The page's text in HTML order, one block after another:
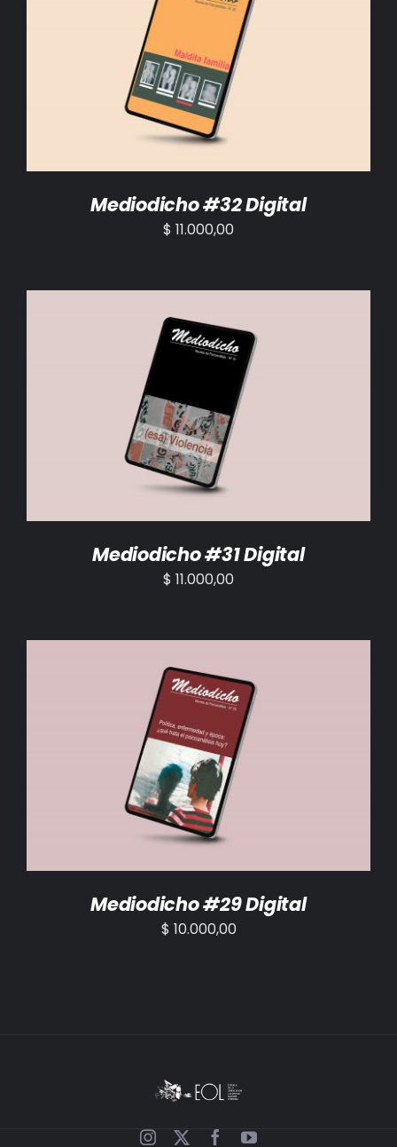
AÑADIR AL CARRITO /
Mediodicho #32 Digital
$ 11.000,00
AÑADIR AL CARRITO /
Mediodicho #31 Digital
$ 11.000,00
AÑADIR AL CARRITO /
Mediodicho #29 Digital
$ 10.000,00